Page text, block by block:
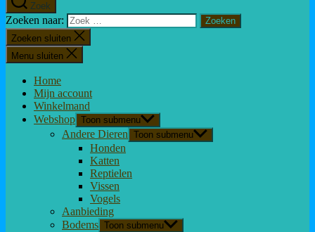
Zoek
Zoeken naar:
Zoeken sluiten
Menu sluiten
Home
Mijn account
Winkelmand
Webshop Toon submenu
Andere Dieren Toon submenu
Honden
Katten
Reptielen
Vissen
Vogels
Aanbieding
Bodems Toon submenu